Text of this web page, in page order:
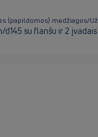
(papildomos) medžiagos/
d145 su flanšu ir 2